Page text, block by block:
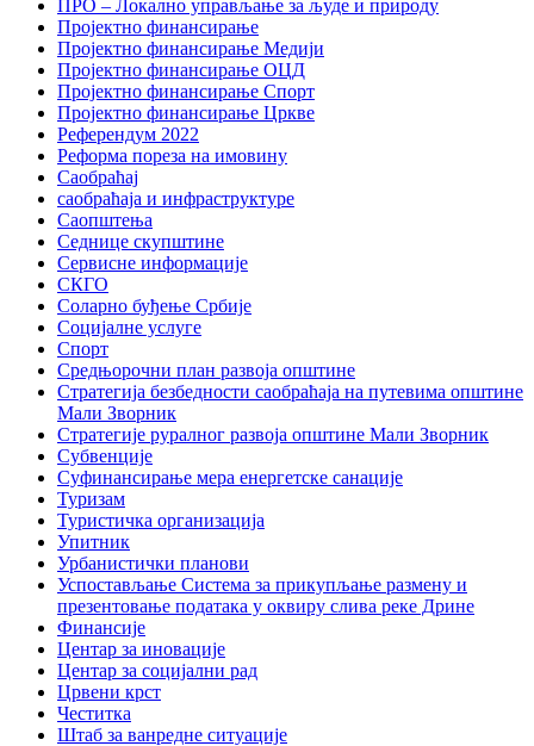
ПРО – Локално управљање за људе и природу
Пројектно финансирање
Пројектно финансирање Медији
Пројектно финансирање ОЦД
Пројектно финансирање Спорт
Пројектно финансирање Цркве
Референдум 2022
Реформа пореза на имовину
Саобраћај
саобраћаја и инфраструктуре
Саопштења
Седнице скупштине
Сервисне информације
СКГО
Соларно буђење Србије
Социјалне услуге
Спорт
Средњорочни план развоја општине
Стратегија безбедности саобраћаја на путевима општине
Мали Зворник
Стратегије руралног развоја општине Мали Зворник
Субвенције
Суфинансирање мера енергетске санације
Туризам
Туристичка организација
Упитник
Урбанистички планови
Успостављање Система за прикупљање размену и
презентовање података у оквиру слива реке Дрине
Финансије
Центар за иновације
Центар за социјални рад
Црвени крст
Честитка
Штаб за ванредне ситуације